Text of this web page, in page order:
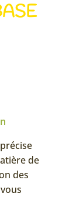
de
des